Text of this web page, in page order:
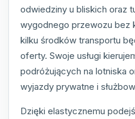
odwiedziny u bliskich oraz
wygodnego przewozu bez
kilku środków transportu
oferty. Swoje usługi
podróżujących na lotniska
wyjazdy prywatne i
Dzięki elastycznemu